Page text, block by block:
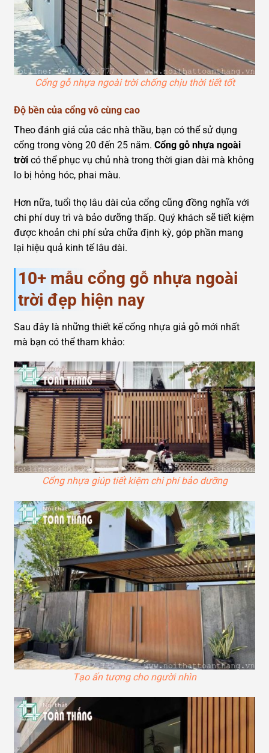
Cổng gỗ nhựa ngoài trời chống chịu thời tiết tốt
Độ bền của cổng vô cùng cao
Theo đánh giá của các nhà thầu, bạn có thể sử dụng
cổng trong vòng 20 đến 25 năm. Cổng gỗ nhựa ngoài
trời có thể phục vụ chủ nhà trong thời gian dài mà không
lo bị hỏng hóc, phai màu.
Hơn nữa, tuổi thọ lâu dài của cổng cũng đồng nghĩa với
chi phí duy trì và bảo dưỡng thấp. Quý khách sẽ tiết kiệm
được khoản chi phí sửa chữa định kỳ, góp phần mang
lại hiệu quả kinh tế lâu dài.
10+ mẫu cổng gỗ nhựa ngoài
trời đẹp hiện nay
Sau đây là những thiết kế cổng nhựa giả gỗ mới nhất
mà bạn có thể tham khảo:
Cổng nhựa giúp tiết kiệm chi phí bảo dưỡng
Tạo ấn tượng cho người nhìn